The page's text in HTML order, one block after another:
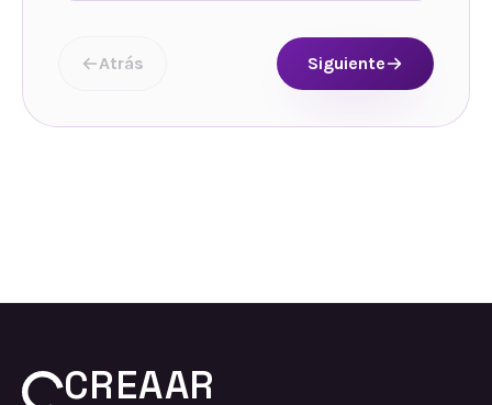
Atrás Siguiente
CREAAR